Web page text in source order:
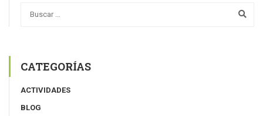
CATEGORÍAS
ACTIVIDADES
BLOG